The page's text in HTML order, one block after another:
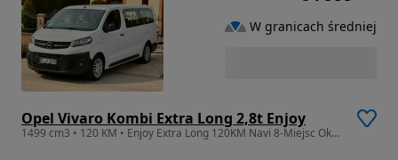
Opel Vivaro Kombi Extra Long 2,8t Enjoy
1499 cm3 • 120 KM • Enjoy Extra Long 120KM Navi 8-Miejsc Okazja !!!
W granicach średniej